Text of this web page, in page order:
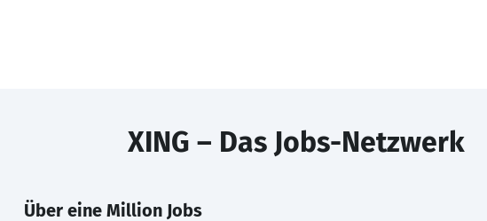
XING – Das Jobs-Netzwerk
Über eine Million Jobs